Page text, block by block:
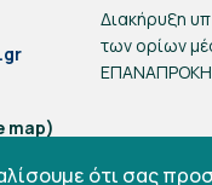
map)
Διακήρυξη
των ορίων
ότι σας